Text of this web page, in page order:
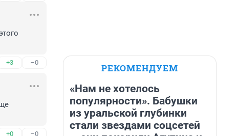
+3 –0
+0 –0
РЕКОМЕНДУЕМ
«Нам не хотелось
популярности». Бабушки
из уральской глубинки
стали звездами соцсетей